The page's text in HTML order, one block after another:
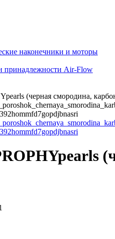
наконечники и моторы
принадлежности Air-Flow
(черная смородина,